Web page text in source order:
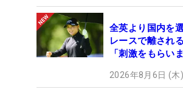
全英より国内を
レースで離され
「刺激をもらい
2026年8月6日 (木